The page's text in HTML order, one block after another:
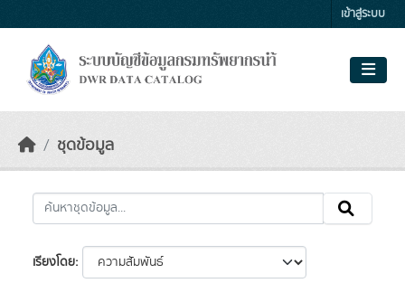
เข้าสู่ระบบ
ชุดข้อมูล
เรียงโดย